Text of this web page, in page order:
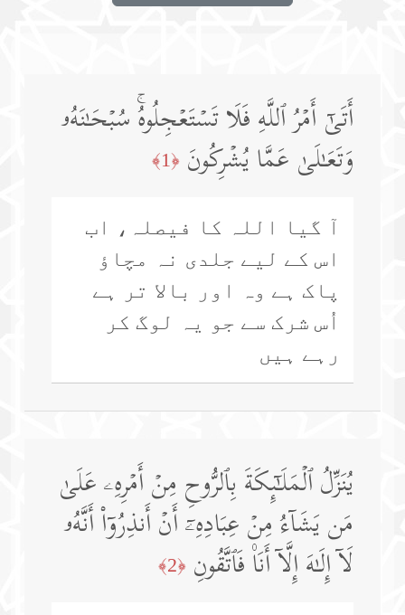
أَتَىٰۤ أَمۡرُ ٱللَّهِ فَلَا تَسۡتَعۡجِلُوهُۚ سُبۡحَـٰنَهُۥ
وَتَعَـٰلَىٰ عَمَّا یُشۡرِكُونَ ﴿1﴾
آ گیا اللہ کا فیصلہ، اب
اس کے لیے جلدی نہ مچاؤ
پاک ہے وہ اور بالا تر ہے
اُس شرک سے جو یہ لوگ کر
رہے ہیں
یُنَزِّلُ ٱلۡمَلَـٰۤىِٕكَةَ بِٱلرُّوحِ مِنۡ أَمۡرِهِۦ عَلَىٰ
مَن یَشَاۤءُ مِنۡ عِبَادِهِۦۤ أَنۡ أَنذِرُوۤا۟ أَنَّهُۥ
لَاۤ إِلَـٰهَ إِلَّاۤ أَنَا۠ فَٱتَّقُونِ ﴿2﴾